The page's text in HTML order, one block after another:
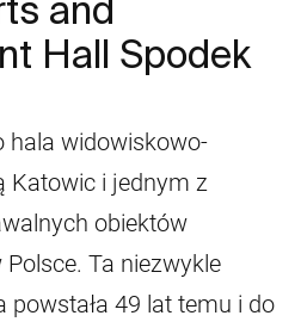
and
Hall Spodek
hala widowiskowo-
Katowic i jednym z
obiektów
Ta niezwykle
49 lat temu i do